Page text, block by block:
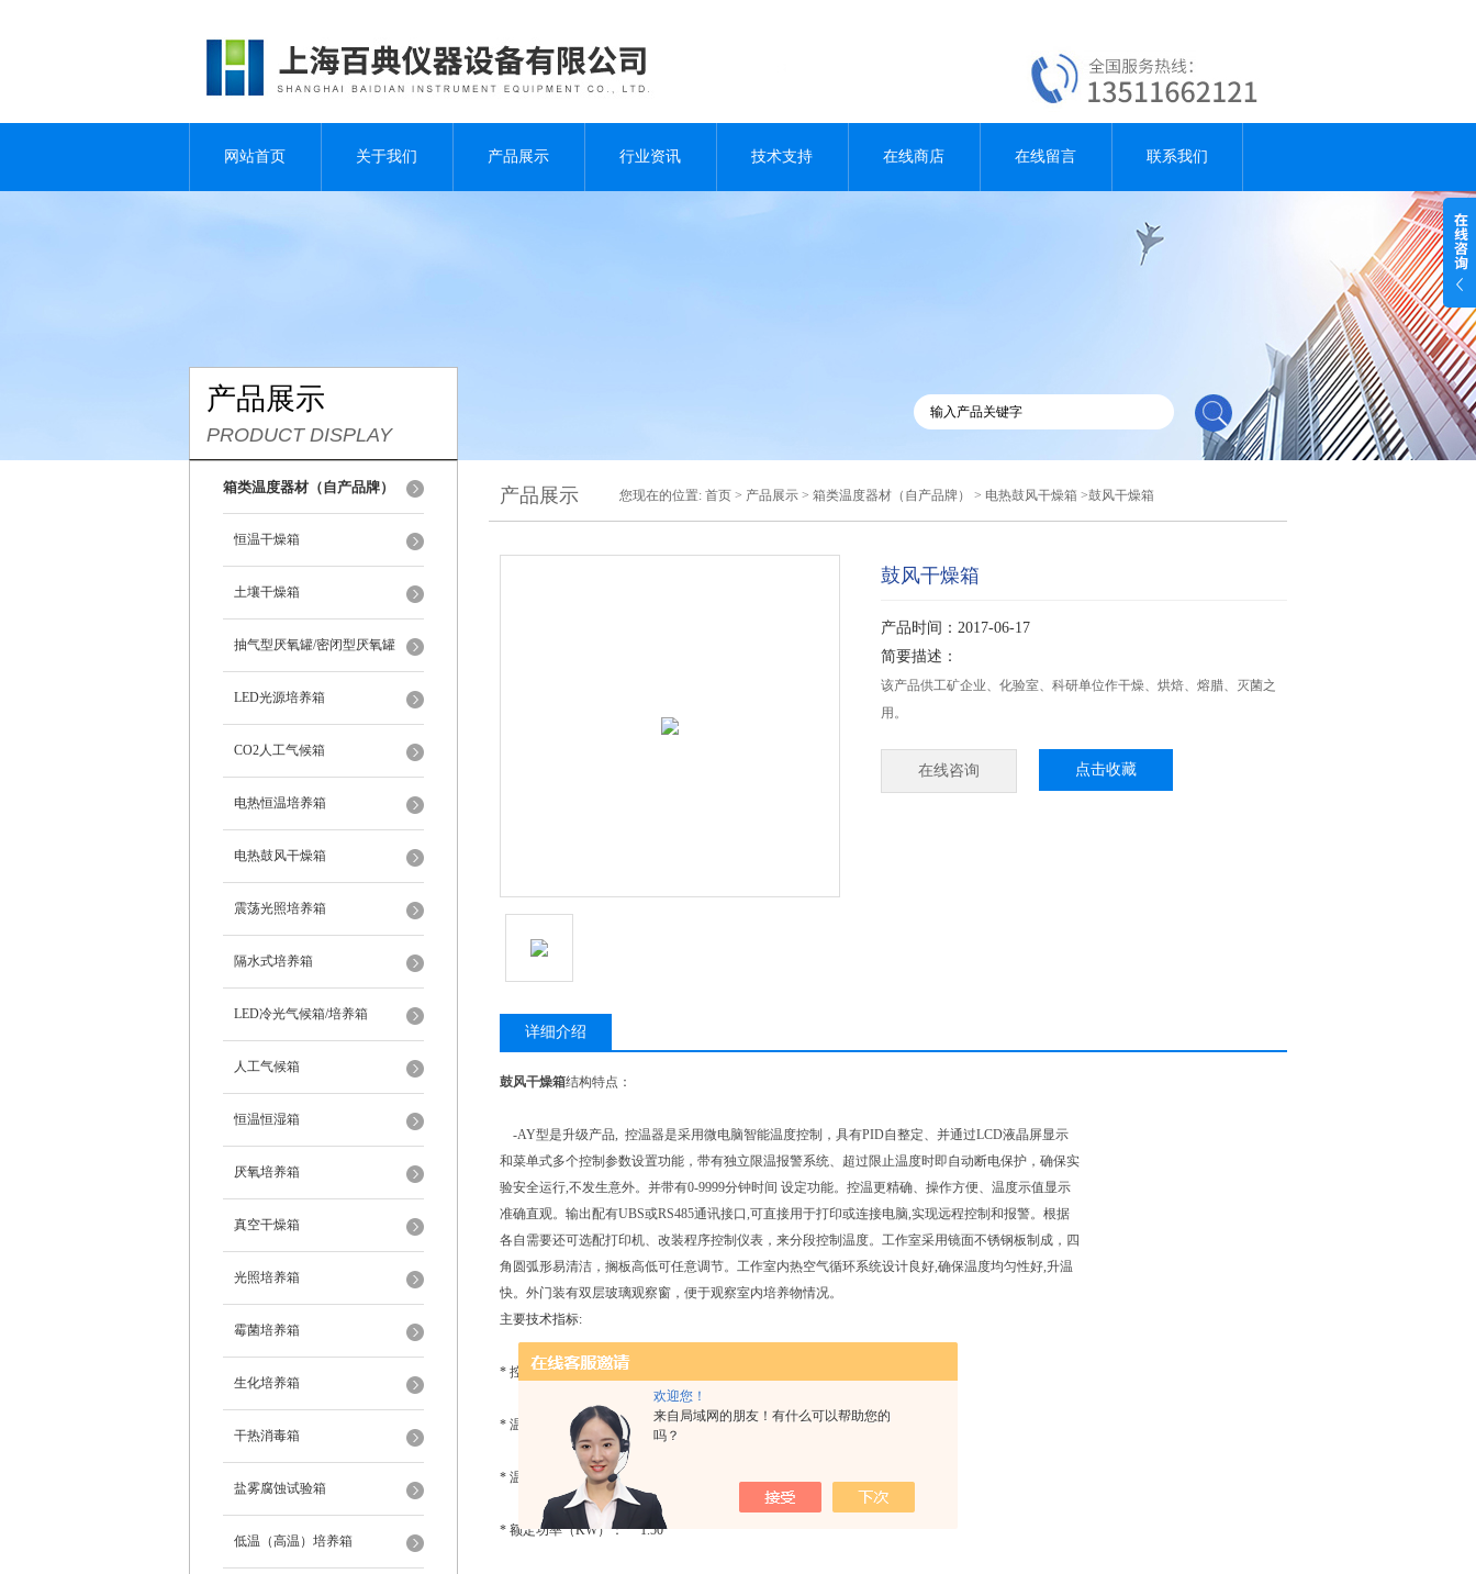
欢迎您！
来自局域网的朋友！有什么可以帮助您的
吗？
网站首页 关于我们 产品展示 行业资讯 技术支持 在线商店 在线留言 联系我们
产品展示
PRODUCT DISPLAY
箱类温度器材（自产品牌）
恒温干燥箱
土壤干燥箱
抽气型厌氧罐/密闭型厌氧罐
LED光源培养箱
CO2人工气候箱
电热恒温培养箱
电热鼓风干燥箱
震荡光照培养箱
隔水式培养箱
LED冷光气候箱/培养箱
人工气候箱
恒温恒湿箱
厌氧培养箱
真空干燥箱
光照培养箱
霉菌培养箱
生化培养箱
干热消毒箱
盐雾腐蚀试验箱
低温（高温）培养箱
产品展示 您现在的位置: 首页 > 产品展示 > 箱类温度器材（自产品牌） > 电热鼓风干燥箱 >鼓风干燥箱
鼓风干燥箱
产品时间：2017-06-17
简要描述：
该产品供工矿企业、化验室、科研单位作干燥、烘焙、熔腊、灭菌之
用。
在线咨询 点击收藏
详细介绍
鼓风干燥箱结构特点：
-AY型是升级产品, 控温器是采用微电脑智能温度控制，具有PID自整定、并通过LCD液晶屏显示
和菜单式多个控制参数设置功能，带有独立限温报警系统、超过限止温度时即自动断电保护，确保实
验安全运行,不发生意外。并带有0-9999分钟时间 设定功能。控温更精确、操作方便、温度示值显示
准确直观。输出配有UBS或RS485通讯接口,可直接用于打印或连接电脑,实现远程控制和报警。根据
各自需要还可选配打印机、改装程序控制仪表，来分段控制温度。工作室采用镜面不锈钢板制成，四
角圆弧形易清洁，搁板高低可任意调节。工作室内热空气循环系统设计良好,确保温度均匀性好,升温
快。外门装有双层玻璃观察窗，便于观察室内培养物情况。
主要技术指标:
* 控 温 范 围： RT+3 ℃-250℃
* 温 度 波 动： ±1℃
* 温度分辨率： 0.1℃
* 额定功率（KW）： 1.50